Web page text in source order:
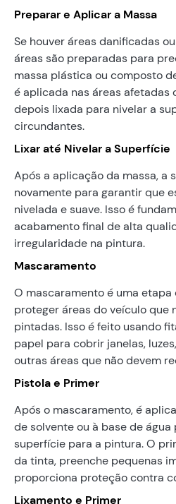
Preparar e Aplicar a Massa
Se houver áreas danificadas
áreas são preparadas para
massa plástica ou composto
é aplicada nas áreas afetadas
depois lixada para nivelar a
circundantes.
Lixar até Nivelar a Superfície
Após a aplicação da massa, a
novamente para garantir que
nivelada e suave. Isso é
acabamento final de alta
irregularidade na pintura.
Mascaramento
O mascaramento é uma
proteger áreas do veículo que
pintadas. Isso é feito usando
papel para cobrir janelas,
outras áreas que não devem
Pistola e Primer
Após o mascaramento, é
de solvente ou à base de
superfície para a pintura. O
da tinta, preenche pequenas
proporciona proteção contra
Lixamento e Primer